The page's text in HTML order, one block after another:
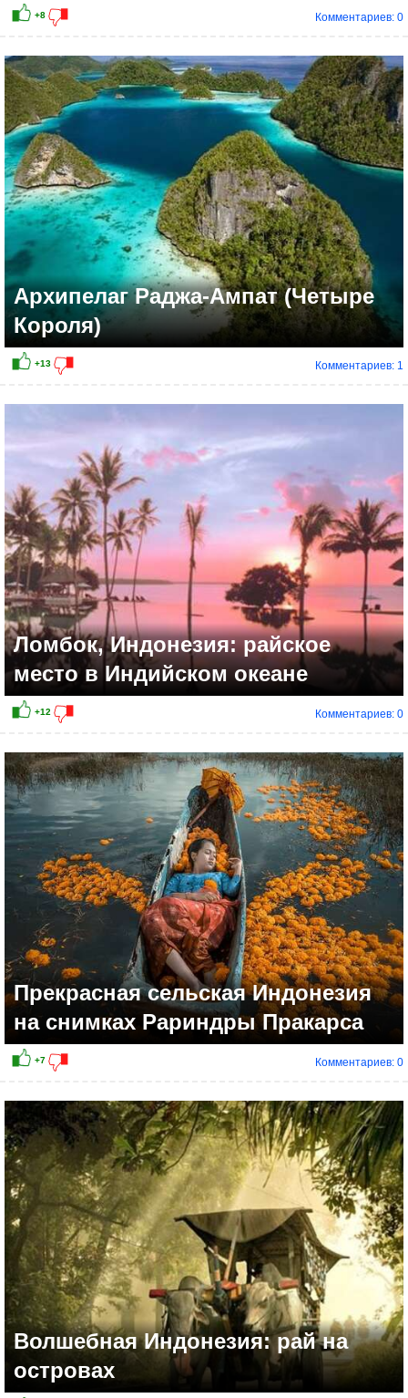
+7
+5
Комментариев: 0
Архипелаг Раджа-Ампат (Четыре
Короля)
Комментариев: 1
Ломбок, Индонезия: райское
место в Индийском океане
Комментариев: 0
Прекрасная сельская Индонезия
на снимках Рариндры Пракарса
Комментариев: 0
Волшебная Индонезия: рай на
островах